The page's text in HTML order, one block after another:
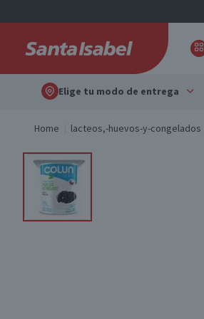
Elige tu modo de entrega
Home lacteos,-huevos-y-congelados